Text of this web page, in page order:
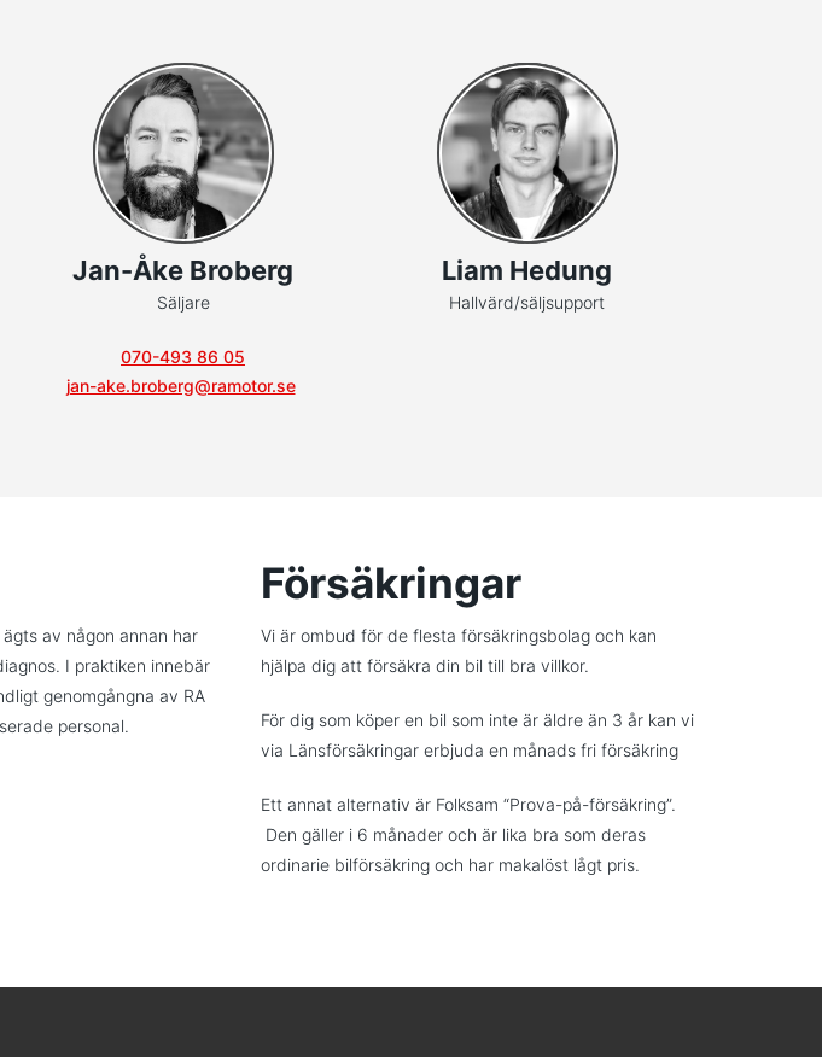
Jan-Åke Broberg
Säljare
070-493 86 05
jan-ake.broberg@ramotor.se
Liam Hedung
Hallvärd/säljsupport
av någon annan har
I praktiken innebär
genomgångna av RA
personal.
Försäkringar
Vi är ombud för de flesta försäkringsbolag och kan
hjälpa dig att försäkra din bil till bra villkor.
För dig som köper en bil som inte är äldre än 3 år kan vi
via Länsförsäkringar erbjuda en månads fri försäkring
Ett annat alternativ är Folksam “Prova-på-försäkring”.
Den gäller i 6 månader och är lika bra som deras
ordinarie bilförsäkring och har makalöst lågt pris.